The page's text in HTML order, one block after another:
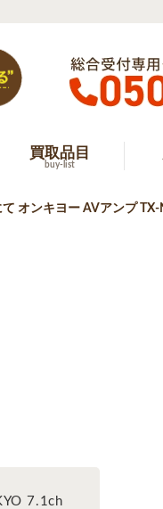
買取品目
buy-list
て オンキヨー AVアンプ
7.1ch